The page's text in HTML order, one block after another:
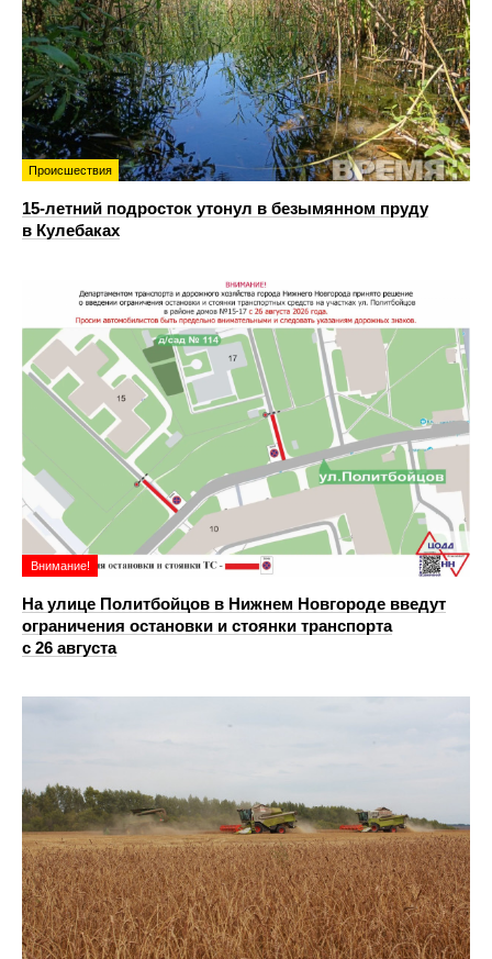
Происшествия
15-летний подросток утонул в безымянном пруду
в Кулебаках
Внимание!
На улице Политбойцов в Нижнем Новгороде введут
ограничения остановки и стоянки транспорта
с 26 августа